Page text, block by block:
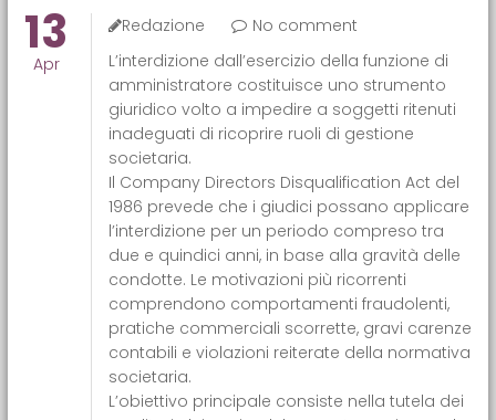
13
Apr
Redazione
No comment
L’interdizione dall’esercizio della funzione di
amministratore costituisce uno strumento
giuridico volto a impedire a soggetti ritenuti
inadeguati di ricoprire ruoli di gestione
societaria.
Il Company Directors Disqualification Act del
1986 prevede che i giudici possano applicare
l’interdizione per un periodo compreso tra
due e quindici anni, in base alla gravità delle
condotte. Le motivazioni più ricorrenti
comprendono comportamenti fraudolenti,
pratiche commerciali scorrette, gravi carenze
contabili e violazioni reiterate della normativa
societaria.
L’obiettivo principale consiste nella tutela dei